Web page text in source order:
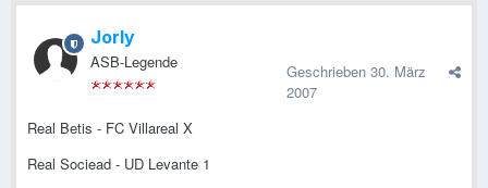
Jorly
ASB-Legende Geschrieben 30. März
2007
Real Betis - FC Villareal X
Real Sociead - UD Levante 1